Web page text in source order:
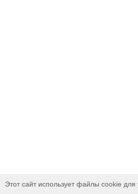
Этот сайт использует файлы cookie